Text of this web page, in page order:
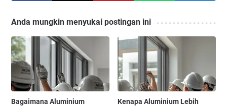
Anda mungkin menyukai postingan ini
Bagaimana Aluminium
Kenapa Aluminium Lebih